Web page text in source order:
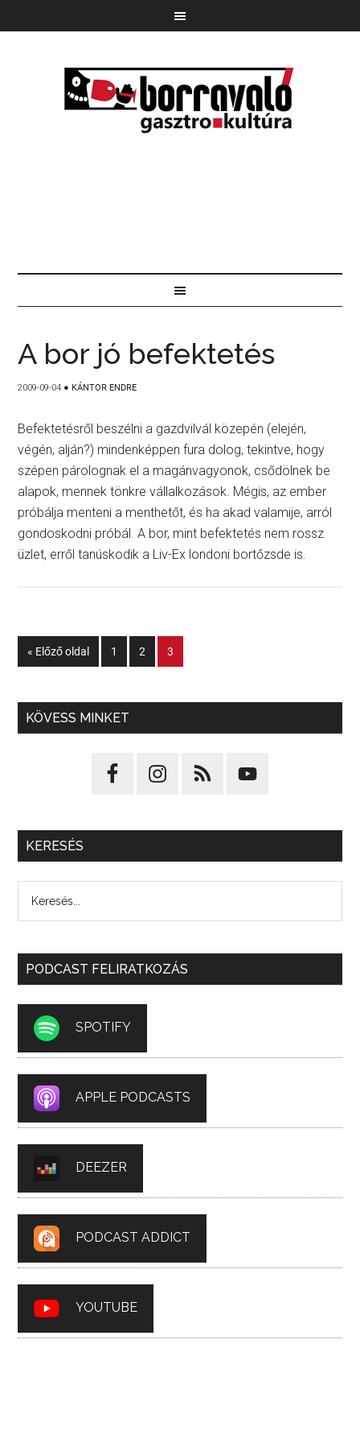
A bor jó befektetés
2009-09-04 ● KÁNTOR ENDRE
Befektetésről beszélni a gazdvilvál közepén (elején,
végén, alján?) mindenképpen fura dolog, tekintve, hogy
szépen párolognak el a magánvagyonok, csődölnek be
alapok, mennek tönkre vállalkozások. Mégis, az ember
próbálja menteni a menthetőt, és ha akad valamije, arról
gondoskodni próbál. A bor, mint befektetés nem rossz
üzlet, erről tanúskodik a Liv-Ex londoni bortőzsde is.
« Előző oldal 1 2 3
KÖVESS MINKET
KERESÉS
PODCAST FELIRATKOZÁS
SPOTIFY
APPLE PODCASTS
DEEZER
PODCAST ADDICT
YOUTUBE